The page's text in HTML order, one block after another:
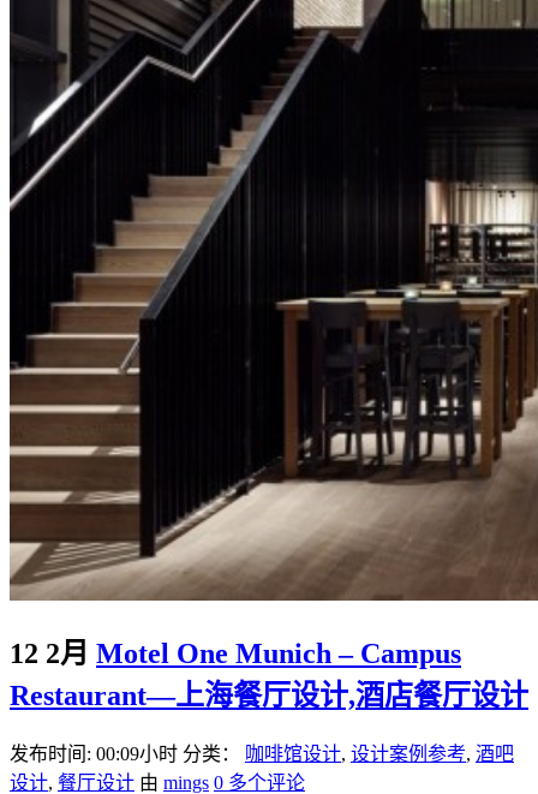
12 2月 Motel One Munich – Campus
Restaurant—上海餐厅设计,酒店餐厅设计
发布时间: 00:09小时 分类： 咖啡馆设计, 设计案例参考, 酒吧
设计, 餐厅设计 由 mings 0 多个评论